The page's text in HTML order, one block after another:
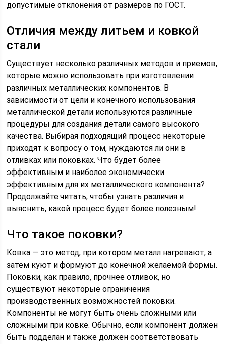
допустимые отклонения от размеров по ГОСТ.
Отличия между литьем и ковкой
стали
Существует несколько различных методов и приемов,
которые можно использовать при изготовлении
различных металлических компонентов. В
зависимости от цели и конечного использования
металлической детали используются различные
процедуры для создания детали самого высокого
качества. Выбирая подходящий процесс некоторые
приходят к вопросу о том, нуждаются ли они в
отливках или поковках. Что будет более
эффективным и наиболее экономически
эффективным для их металлического компонента?
Продолжайте читать, чтобы узнать различия и
выяснить, какой процесс будет более полезным!
Что такое поковки?
Ковка — это метод, при котором металл нагревают, а
затем куют и формуют до конечной желаемой формы.
Поковки, как правило, прочнее отливок, но
существуют некоторые ограничения
производственных возможностей поковки.
Компоненты не могут быть очень сложными или
сложными при ковке. Обычно, если компонент должен
быть подделан и также должен соответствовать